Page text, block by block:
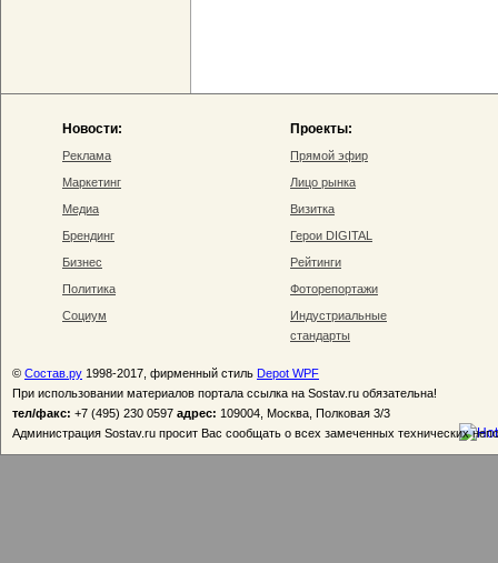
Новости:
Реклама
Маркетинг
Медиа
Брендинг
Бизнес
Политика
Социум
Проекты:
Прямой эфир
Лицо рынка
Визитка
Герои DIGITAL
Рейтинги
Фоторепортажи
Индустриальные
стандарты
© Состав.ру 1998-2017, фирменный стиль Depot WPF
При использовании материалов портала ссылка на Sostav.ru обязательна!
тел/факс: +7 (495) 230 0597 адрес: 109004, Москва, Полковая 3/3
Администрация Sostav.ru просит Вас сообщать о всех замеченных технических